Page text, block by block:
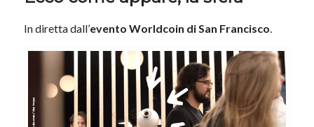
In diretta dall’evento Worldcoin di San Francisco